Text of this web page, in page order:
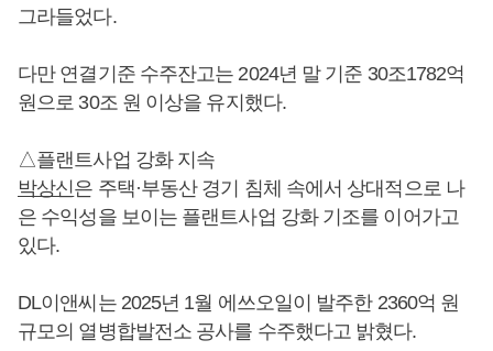
그라들었다.
다만 연결기준 수주잔고는 2024년 말 기준 30조1782억
원으로 30조 원 이상을 유지했다.
△플랜트사업 강화 지속
박상신은 주택·부동산 경기 침체 속에서 상대적으로 나
은 수익성을 보이는 플랜트사업 강화 기조를 이어가고
있다.
DL이앤씨는 2025년 1월 에쓰오일이 발주한 2360억 원
규모의 열병합발전소 공사를 수주했다고 밝혔다.